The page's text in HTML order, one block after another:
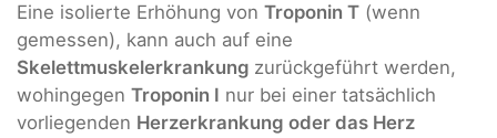
Eine isolierte Erhöhung von Troponin T (wenn
gemessen), kann auch auf eine
Skelettmuskelerkrankung zurückgeführt werden,
wohingegen Troponin I nur bei einer tatsächlich
vorliegenden Herzerkrankung oder das Herz